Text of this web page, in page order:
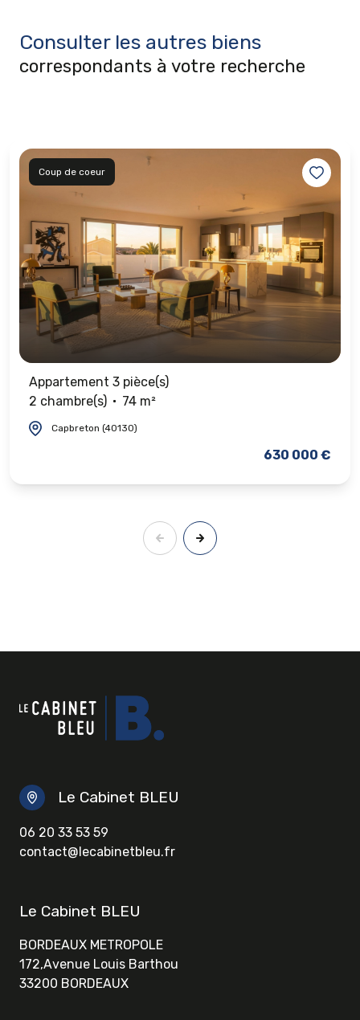
Consulter les autres biens
correspondants à votre recherche
Coup de coeur
Appartement 3 pièce(s)
2 chambre(s)
74 m²
Capbreton (40130)
630 000 €
Le Cabinet BLEU
06 20 33 53 59
contact@lecabinetbleu.fr
Le Cabinet BLEU
BORDEAUX METROPOLE
172,Avenue Louis Barthou
33200 BORDEAUX